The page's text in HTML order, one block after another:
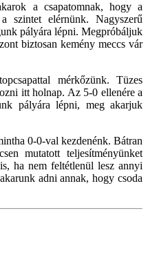
a csapatomnak, hogy a
szintet elérnünk. Nagyszerű
pályára lépni. Megpróbáljuk
biztosan kemény meccs vár
mérkőzünk. Tüzes
itt holnap. Az 5-0 ellenére a
pályára lépni, meg akarjuk
0-0-val kezdenénk. Bátran
mutatott teljesítményünket
ha nem feltétlenül lesz annyi
adni annak, hogy csoda